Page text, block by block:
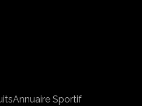
Annuaire Sportif